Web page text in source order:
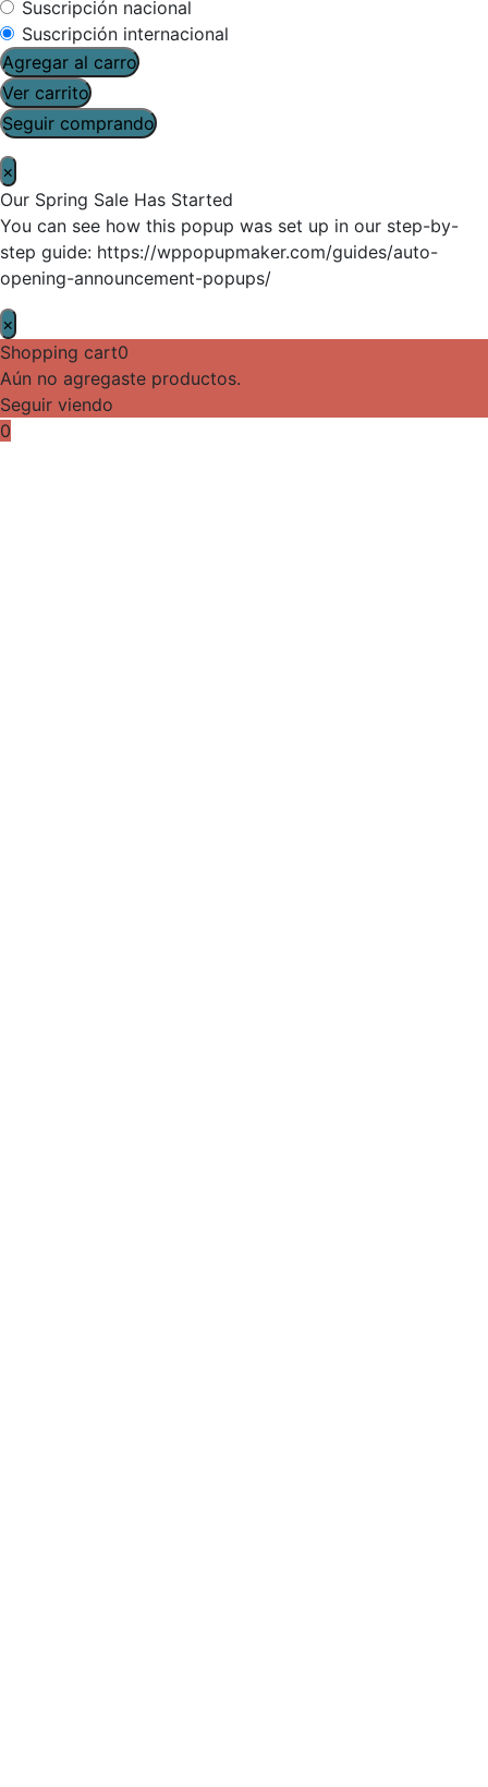
Suscripción nacional
Suscripción internacional
Agregar al carro
Ver carrito
Seguir comprando
×
Our Spring Sale Has Started
You can see how this popup was set up in our step-by-
step guide: https://wppopupmaker.com/guides/auto-
opening-announcement-popups/
×
Shopping cart0
Aún no agregaste productos.
Seguir viendo
0